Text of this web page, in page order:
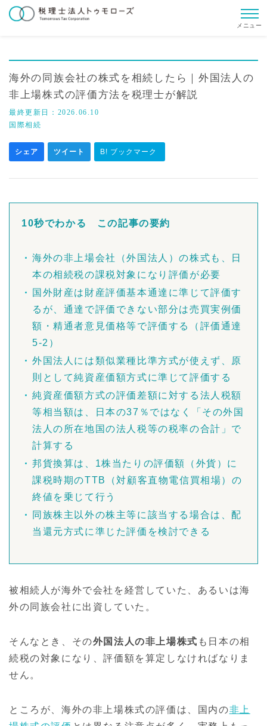
メニュー
海外の同族会社の株式を相続したら｜外国法人の
非上場株式の評価方法を税理士が解説
最終更新日： 2026.06.10
国際相続
シェア ツイート B! ブックマーク
10秒でわかる この記事の要約
海外の非上場会社（外国法人）の株式も、日
本の相続税の課税対象になり評価が必要
国外財産は財産評価基本通達に準じて評価す
るが、通達で評価できない部分は売買実例価
額・精通者意見価格等で評価する（評価通達
5-2）
外国法人には類似業種比準方式が使えず、原
則として純資産価額方式に準じて評価する
純資産価額方式の評価差額に対する法人税額
等相当額は、日本の37％ではなく「その外国
法人の所在地国の法人税等の税率の合計」で
計算する
邦貨換算は、1株当たりの評価額（外貨）に
課税時期のTTB（対顧客直物電信買相場）の
終値を乗じて行う
同族株主以外の株主等に該当する場合は、配
当還元方式に準じた評価を検討できる
被相続人が海外で会社を経営していた、あるいは海
外の同族会社に出資していた。
そんなとき、その外国法人の非上場株式 も日本の相
続税の対象になり、評価額を算定しなければなりま
せん。
ところが、海外の非上場株式の評価は、国内の非上